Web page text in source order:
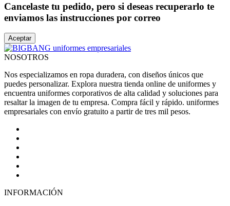
Cancelaste tu pedido, pero si deseas recuperarlo te
enviamos las instrucciones por correo
Aceptar
NOSOTROS
Nos especializamos en ropa duradera, con diseños únicos que
puedes personalizar. Explora nuestra tienda online de uniformes y
encuentra uniformes corporativos de alta calidad y soluciones para
resaltar la imagen de tu empresa. Compra fácil y rápido. uniformes
empresariales con envío gratuito a partir de tres mil pesos.
INFORMACIÓN